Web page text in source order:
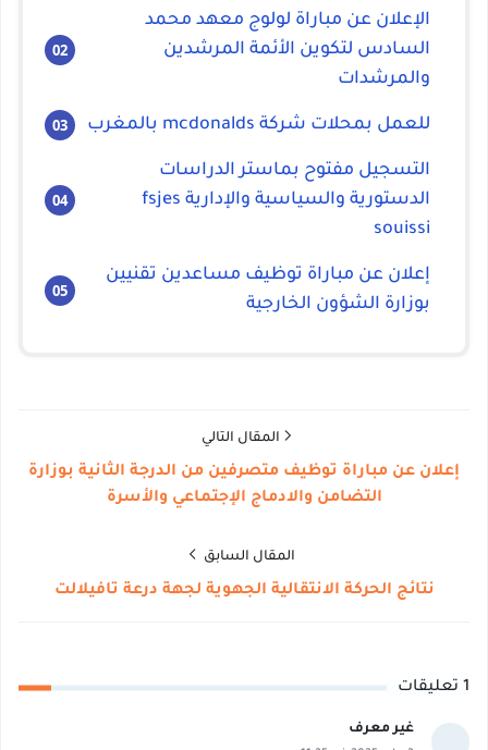
الإعلان عن مباراة لولوج معهد محمد
السادس لتكوين الأئمة المرشدين
والمرشدات
للعمل بمحلات شركة mcdonalds بالمغرب
التسجيل مفتوح بماستر الدراسات
الدستورية والسياسية والإدارية fsjes
souissi
إعلان عن مباراة توظيف مساعدين تقنيين
بوزارة الشؤون الخارجية
المقال التالي
إعلان عن مباراة توظيف متصرفين من الدرجة الثانية بوزارة
التضامن والادماج الإجتماعي والأسرة
المقال السابق
نتائج الحركة الانتقالية الجهوية لجهة درعة تافيلالت
1 تعليقات
غير معرف